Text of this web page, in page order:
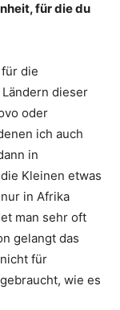
für die du
die
dieser
oder
ich auch
in
Kleinen etwas
in Afrika
man sehr oft
gelangt das
für
wie es